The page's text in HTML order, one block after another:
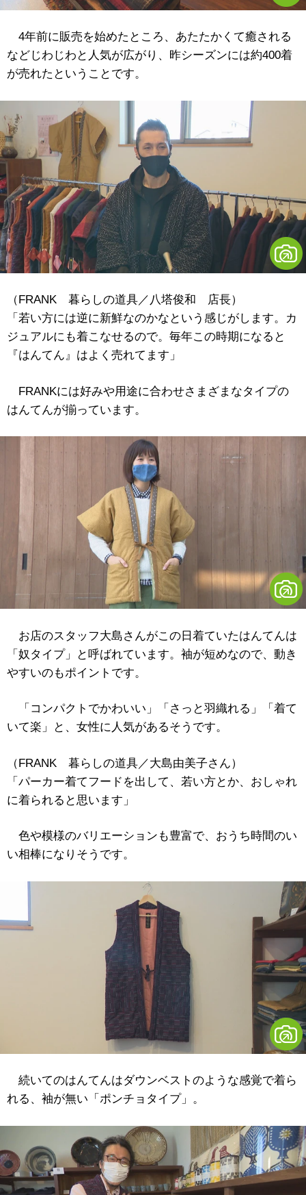
4年前に販売を始めたところ、あたたかくて癒される
などじわじわと人気が広がり、昨シーズンには約400着
が売れたということです。
（FRANK 暮らしの道具／八塔俊和 店長）
「若い方には逆に新鮮なのかなという感じがします。カ
ジュアルにも着こなせるので。毎年この時期になると
『はんてん』はよく売れてます」
FRANKには好みや用途に合わせさまざまなタイプの
はんてんが揃っています。
お店のスタッフ大島さんがこの日着ていたはんてんは
「奴タイプ」と呼ばれています。袖が短めなので、動き
やすいのもポイントです。
「コンパクトでかわいい」「さっと羽織れる」「着て
いて楽」と、女性に人気があるそうです。
（FRANK 暮らしの道具／大島由美子さん）
「パーカー着てフードを出して、若い方とか、おしゃれ
に着られると思います」
色や模様のバリエーションも豊富で、おうち時間のい
い相棒になりそうです。
続いてのはんてんはダウンベストのような感覚で着ら
れる、袖が無い「ポンチョタイプ」。